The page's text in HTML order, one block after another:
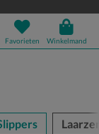
Favorieten Winkelmand